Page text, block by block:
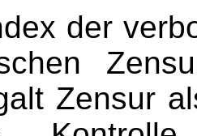
der
Zensur